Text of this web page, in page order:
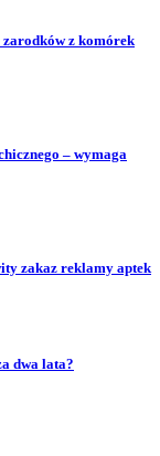
zarodków z komórek
– wymaga
zakaz reklamy aptek
dwa lata?